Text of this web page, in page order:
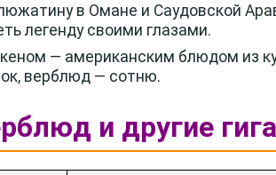
в Омане и Саудовской
легенду своими глазами.
— американским блюдом из
верблюд — сотню.
и другие